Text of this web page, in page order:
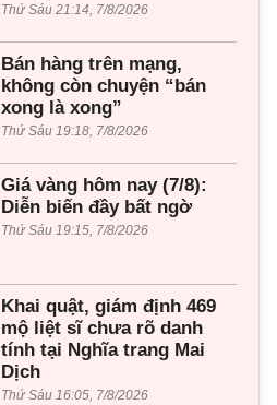
Thứ Sáu 21:14, 7/8/2026
Bán hàng trên mạng,
không còn chuyện “bán
xong là xong”
Thứ Sáu 19:18, 7/8/2026
Giá vàng hôm nay (7/8):
Diễn biến đầy bất ngờ
Thứ Sáu 19:15, 7/8/2026
Khai quật, giám định 469
mộ liệt sĩ chưa rõ danh
tính tại Nghĩa trang Mai
Dịch
Thứ Sáu 16:05, 7/8/2026